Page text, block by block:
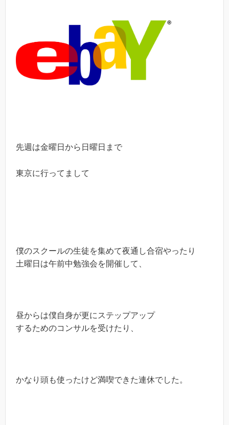
先週は金曜日から日曜日まで
東京に行ってまして
僕のスクールの生徒を集めて夜通し合宿やったり
土曜日は午前中勉強会を開催して、
昼からは僕自身が更にステップアップ
するためのコンサルを受けたり、
かなり頭も使ったけど満喫できた連休でした。